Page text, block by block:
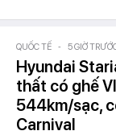
QUỐC TẾ - 5 GIỜ
Hyundai
thất có ghế
544km/sạc,
Carnival